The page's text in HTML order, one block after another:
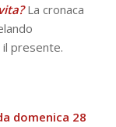
La cronaca
il presente.
domenica 28